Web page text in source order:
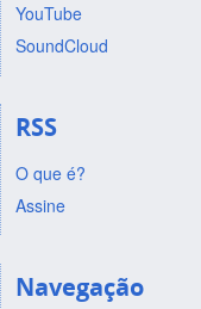
YouTube
SoundCloud
RSS
O que é?
Assine
Navegação